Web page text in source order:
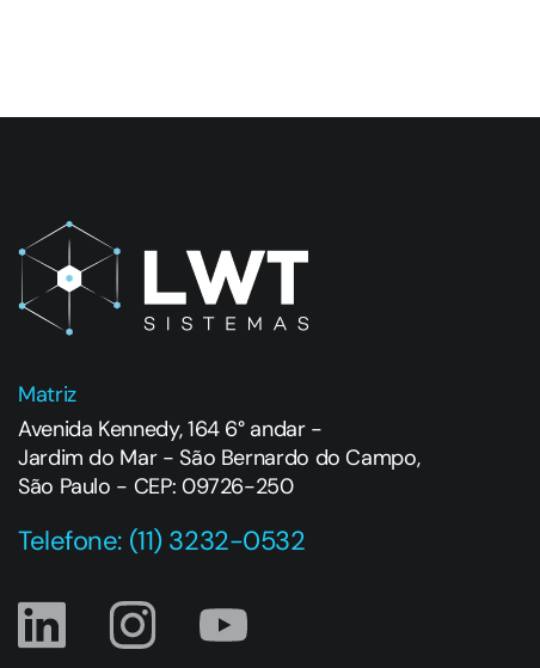
Matriz
Avenida Kennedy, 164 6° andar -
Jardim do Mar - São Bernardo do Campo,
São Paulo - CEP: 09726-250
Telefone: (11) 3232-0532